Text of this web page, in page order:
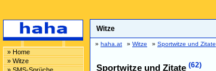
» Home
» Witze
Witze
» haha.at » Witze » Sportwitze und Zitate
Sportwitze und Zitate (62)